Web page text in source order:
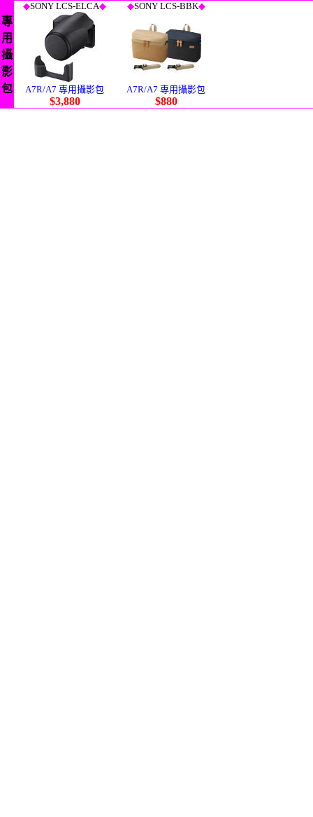
專
用
攝
影
包
◆SONY LCS-ELCA◆
A7R/A7 專用攝影包
$3,880
◆SONY LCS-BBK◆
A7R/A7 專用攝影包
$880